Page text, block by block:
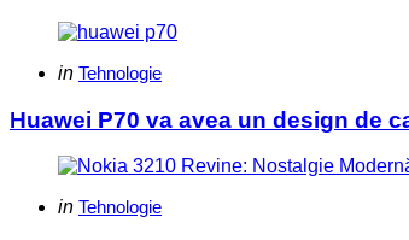
Categories
Posted
in Tehnologie
Huawei P70 va avea un design de
Categories
Posted
in Tehnologie